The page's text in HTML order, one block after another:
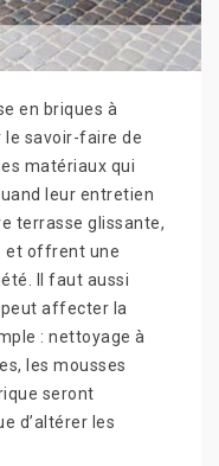
en briques à
le savoir-faire de
matériaux qui
leur entretien
terrasse glissante,
et offrent une
Il faut aussi
peut affecter la
: nettoyage à
les mousses
seront
d’altérer les